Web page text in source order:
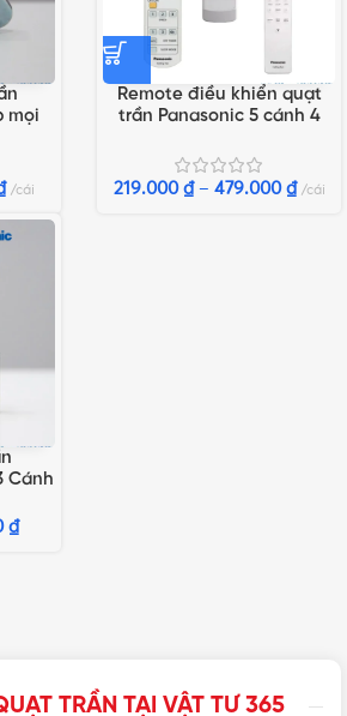
mọi
cái
Remote điều khiển quạt
trần Panasonic 5 cánh 4
219.000 ₫– 479.000 ₫ cái
Cánh
₫
TRẦN TẠI VẬT TƯ 365